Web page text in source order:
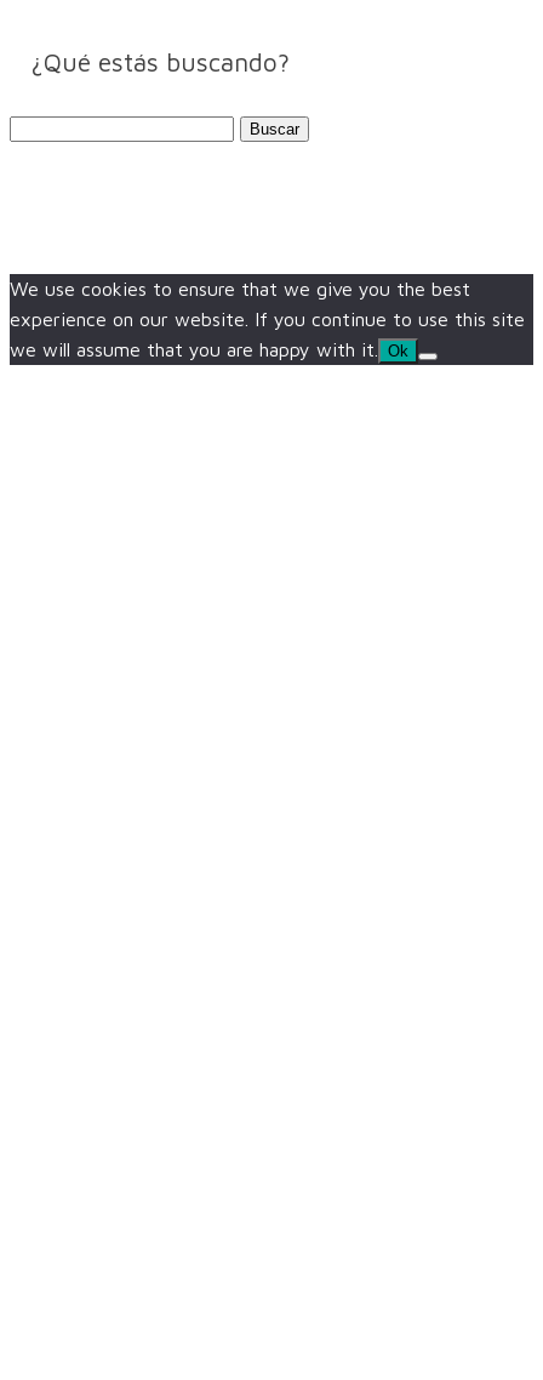
¿Qué estás buscando?
We use cookies to ensure that we give you the best
experience on our website. If you continue to use this site
we will assume that you are happy with it.
Ok